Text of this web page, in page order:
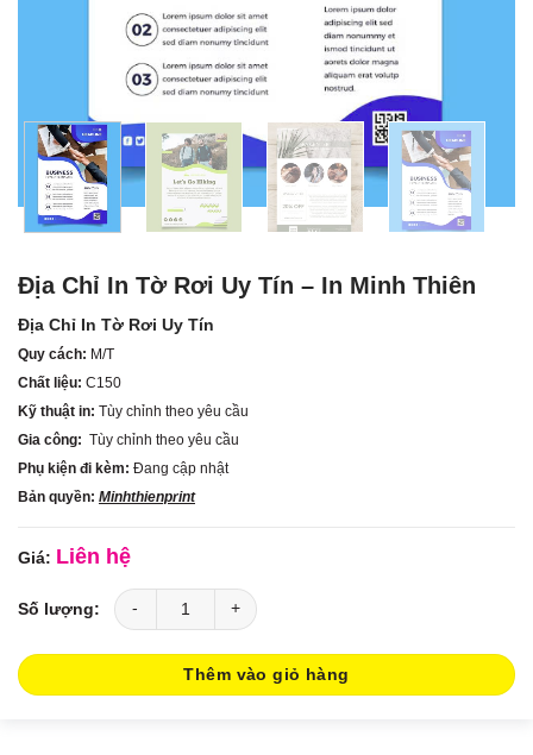
Địa Chỉ In Tờ Rơi Uy Tín – In Minh Thiên
Địa Chỉ In Tờ Rơi Uy Tín
Quy cách: M/T
Chất liệu: C150
Kỹ thuật in: Tùy chỉnh theo yêu cầu
Gia công: Tùy chỉnh theo yêu cầu
Phụ kiện đi kèm: Đang cập nhật
Bản quyền: Minhthienprint
Liên hệ
Địa Chỉ In Tờ Rơi Uy Tín - In Minh Thiên số lượng
Thêm vào giỏ hàng